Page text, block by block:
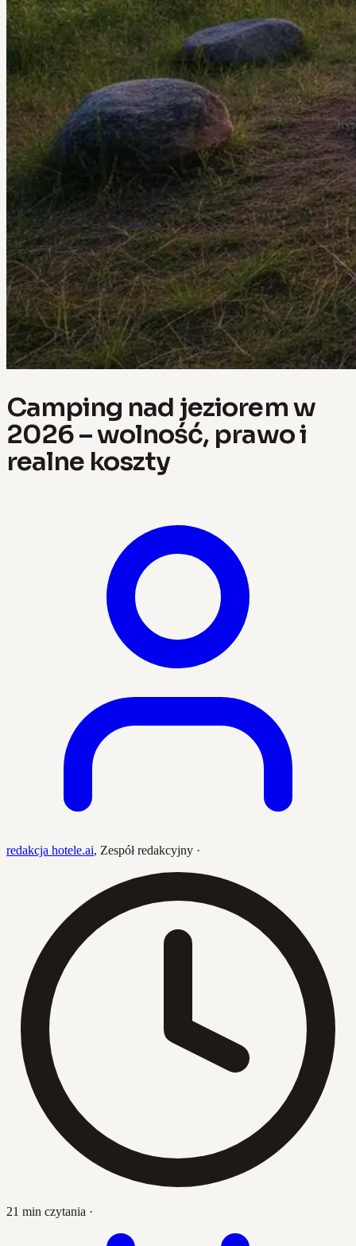
Camping nad jeziorem w
2026 – wolność, prawo i
realne koszty
redakcja hotele.ai, Zespół redakcyjny ·
21 min czytania ·